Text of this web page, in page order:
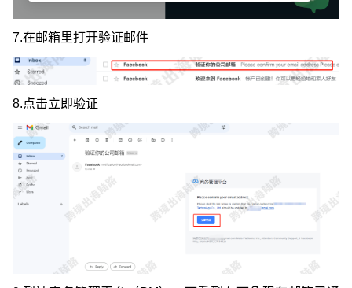
7.在邮箱里打开验证邮件
8.点击立即验证